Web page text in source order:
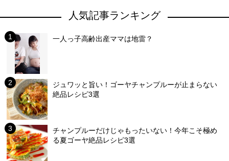
人気記事ランキング
一人っ子高齢出産ママは地雷？
ジュワッと旨い！ゴーヤチャンプルーが止まらない
絶品レシピ3選
チャンプルーだけじゃもったいない！今年こそ極め
る夏ゴーヤ絶品レシピ3選